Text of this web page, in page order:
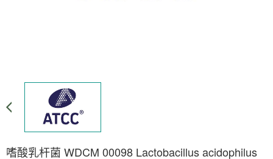
嗜酸乳杆菌 WDCM 00098 Lactobacillus acidophilus